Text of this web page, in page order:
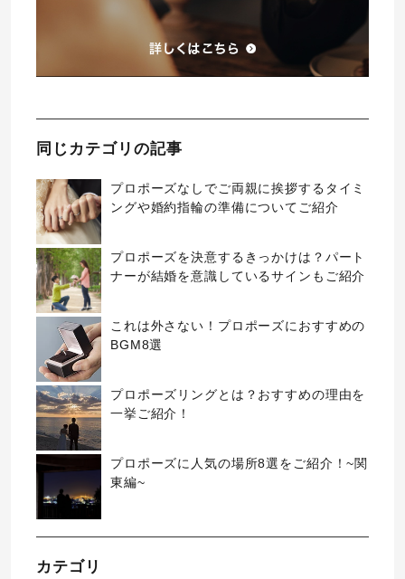
同じカテゴリの記事
プロポーズなしでご両親に挨拶するタイミ
ングや婚約指輪の準備についてご紹介
プロポーズを決意するきっかけは？パート
ナーが結婚を意識しているサインもご紹介
これは外さない！プロポーズにおすすめの
BGM8選
プロポーズリングとは？おすすめの理由を
一挙ご紹介！
プロポーズに人気の場所8選をご紹介！~関
東編~
カテゴリ